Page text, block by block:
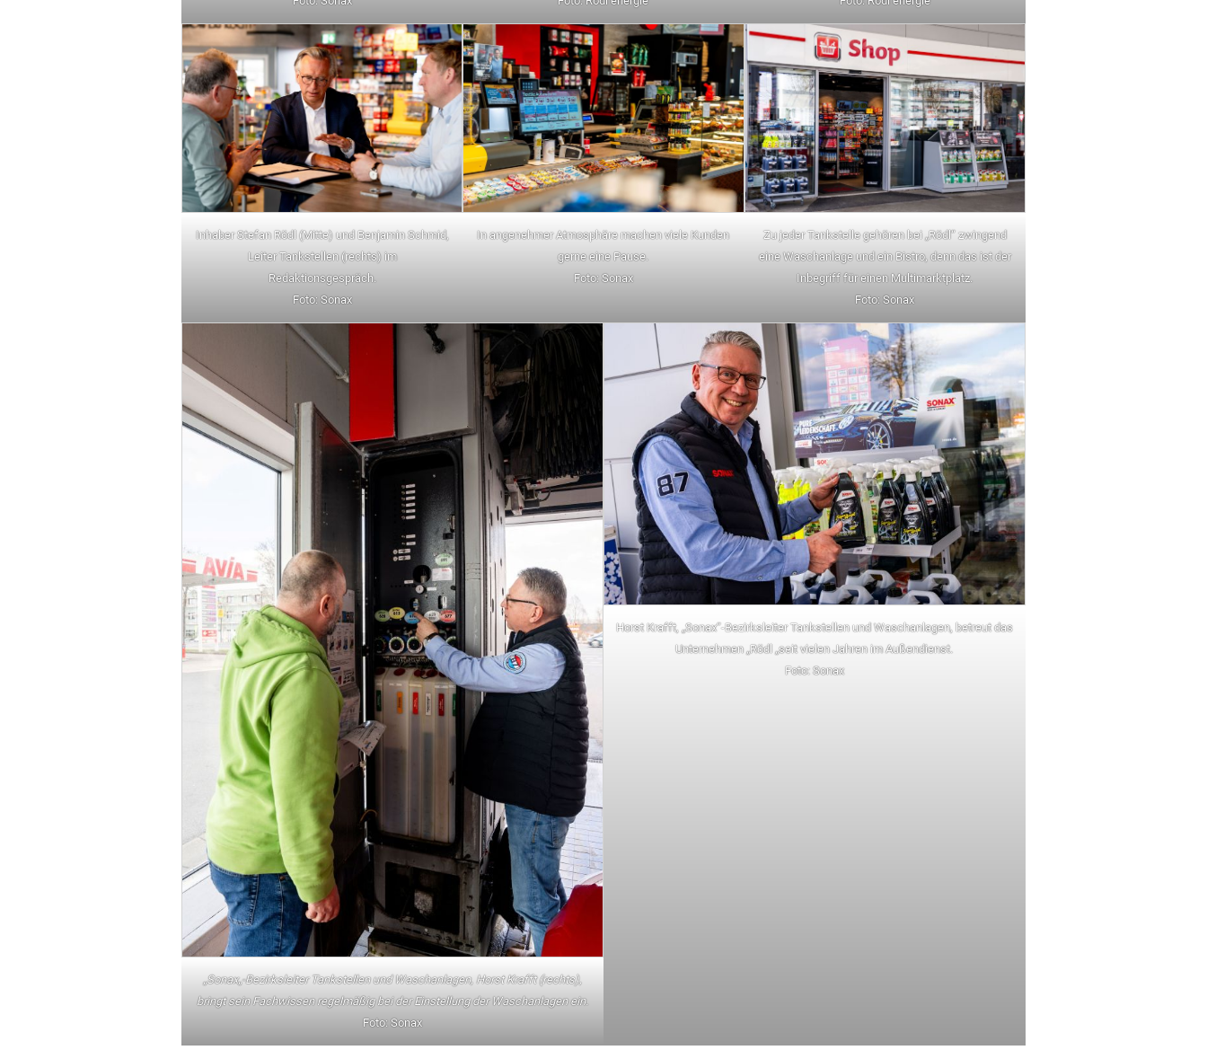
Inhaber Stefan Rödl (Mitte) und Benjamin Schmid,
Leiter Tankstellen (rechts) im
Redaktionsgespräch.
Foto: Sonax
In angenehmer Atmosphäre machen viele Kunden
gerne eine Pause.
Foto: Sonax
Zu jeder Tankstelle gehören bei „Rödl“ zwingend
eine Waschanlage und ein Bistro, denn das ist der
Inbegriff für einen Multimarktplatz.
Foto: Sonax
„Sonax„-Bezirksleiter Tankstellen und Waschanlagen, Horst Krafft (rechts),
bringt sein Fachwissen regelmäßig bei der Einstellung der Waschanlagen ein.
Foto: Sonax
Horst Krafft, „Sonax“-Bezirksleiter Tankstellen und Waschanlagen, betreut das
Unternehmen „Rödl „seit vielen Jahren im Außendienst.
Foto: Sonax